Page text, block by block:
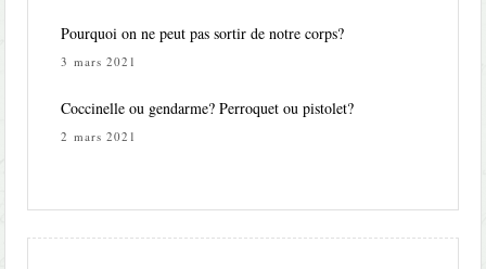
Pourquoi on ne peut pas sortir de notre corps?
3 mars 2021
Coccinelle ou gendarme? Perroquet ou pistolet?
2 mars 2021